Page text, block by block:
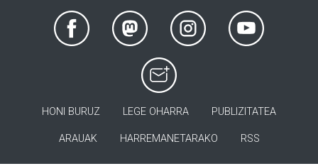
HONI BURUZ LEGE OHARRA PUBLIZITATEA
ARAUAK HARREMANETARAKO RSS